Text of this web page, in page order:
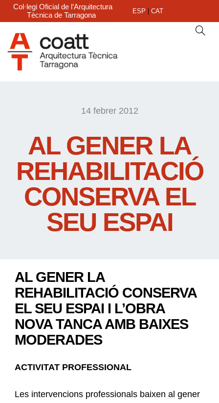
Col·legi Oficial de l’Arquitectura
Tècnica de Tarragona
ESP CAT
14 febrer 2012
AL GENER LA
REHABILITACIÓ
CONSERVA EL
SEU ESPAI
AL GENER LA
REHABILITACIÓ CONSERVA
EL SEU ESPAI I L’OBRA
NOVA TANCA AMB BAIXES
MODERADES
ACTIVITAT PROFESSIONAL
Les intervencions professionals baixen al gener